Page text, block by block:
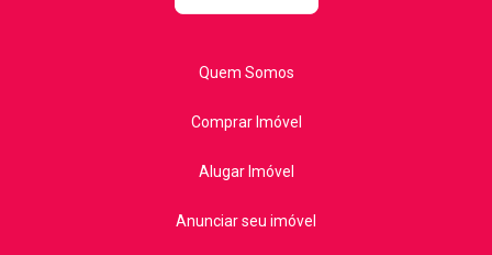
Quem Somos
Comprar Imóvel
Alugar Imóvel
Anunciar seu imóvel